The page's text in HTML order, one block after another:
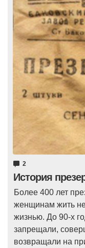
2
История
Более 400 лет
женщинам жить
жизнью. До 90-х
запрещали,
возвращали на